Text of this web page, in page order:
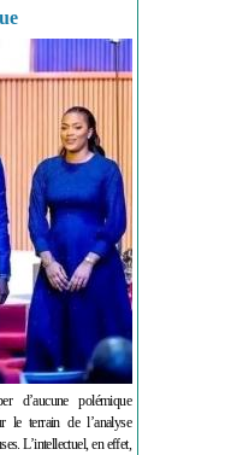
d’aucune polémique
le terrain de l’analyse
L’intellectuel, en effet,